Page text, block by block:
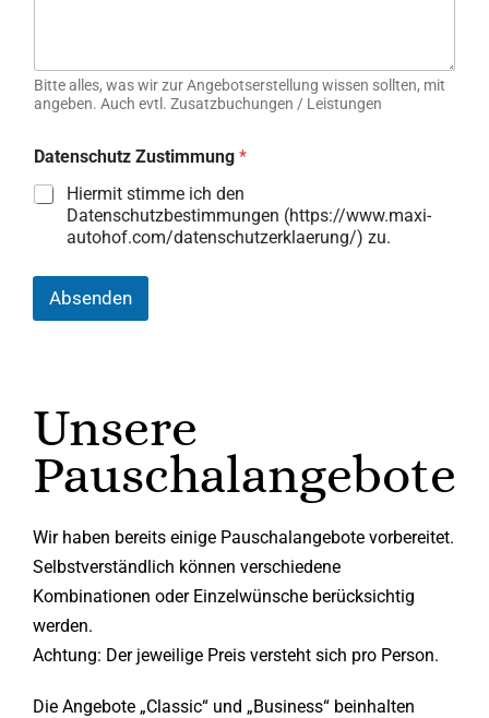
Bitte alles, was wir zur Angebotserstellung wissen sollten, mit
angeben. Auch evtl. Zusatzbuchungen / Leistungen
Datenschutz Zustimmung *
Hiermit stimme ich den
Datenschutzbestimmungen (https://www.maxi-
autohof.com/datenschutzerklaerung/) zu.
Absenden
Unsere
Pauschalangebote
Wir haben bereits einige Pauschalangebote vorbereitet.
Selbstverständlich können verschiedene
Kombinationen oder Einzelwünsche berücksichtig
werden.
Achtung: Der jeweilige Preis versteht sich pro Person.
Die Angebote „Classic“ und „Business“ beinhalten